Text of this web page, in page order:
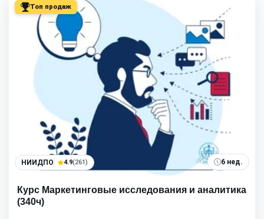
Топ продаж
НИИДПО 4.9(261) 6 нед.
Курс Маркетинговые исследования и аналитика
(340ч)